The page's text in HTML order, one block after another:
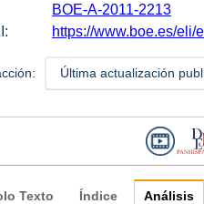
BOE-A-2011-2213
https://www.boe.es/eli/
Última actualización
Texto Índice Análisis